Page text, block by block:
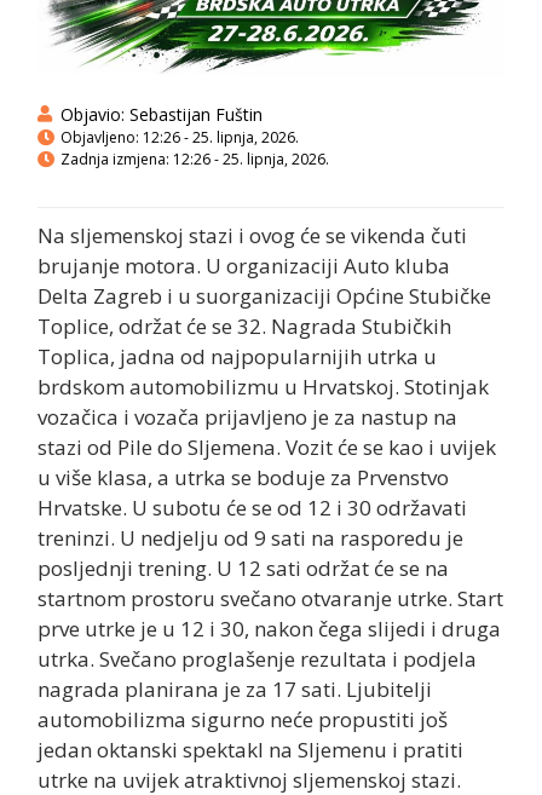
Objavio: Sebastijan Fuštin
Objavljeno: 12:26 - 25. lipnja, 2026.
Zadnja izmjena: 12:26 - 25. lipnja, 2026.
Na sljemenskoj stazi i ovog će se vikenda čuti
brujanje motora. U organizaciji Auto kluba
Delta Zagreb i u suorganizaciji Općine Stubičke
Toplice, održat će se 32. Nagrada Stubičkih
Toplica, jadna od najpopularnijih utrka u
brdskom automobilizmu u Hrvatskoj. Stotinjak
vozačica i vozača prijavljeno je za nastup na
stazi od Pile do Sljemena. Vozit će se kao i uvijek
u više klasa, a utrka se boduje za Prvenstvo
Hrvatske. U subotu će se od 12 i 30 održavati
treninzi. U nedjelju od 9 sati na rasporedu je
posljednji trening. U 12 sati održat će se na
startnom prostoru svečano otvaranje utrke. Start
prve utrke je u 12 i 30, nakon čega slijedi i druga
utrka. Svečano proglašenje rezultata i podjela
nagrada planirana je za 17 sati. Ljubitelji
automobilizma sigurno neće propustiti još
jedan oktanski spektakl na Sljemenu i pratiti
utrke na uvijek atraktivnoj sljemenskoj stazi.